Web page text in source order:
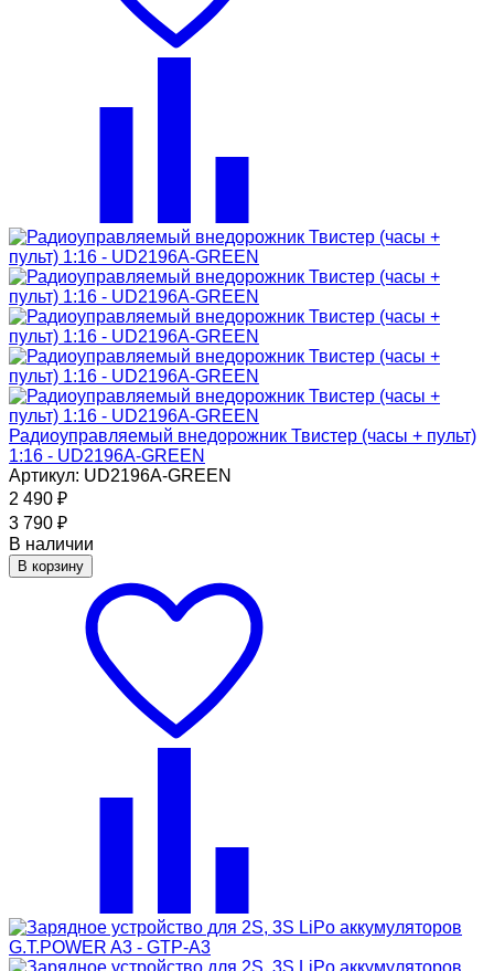
Радиоуправляемый внедорожник Твистер (часы + пульт)
1:16 - UD2196A-GREEN
Артикул: UD2196A-GREEN
2 490 ₽
3 790 ₽
В наличии
В корзину